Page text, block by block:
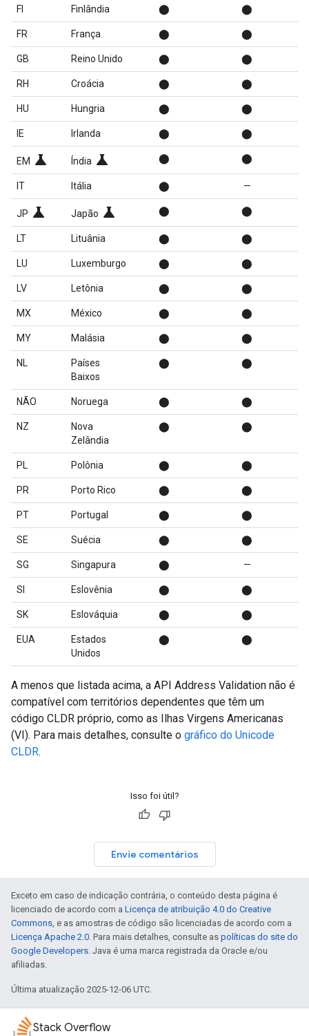
FI Finlândia ⬤ ⬤
FR França ⬤ ⬤
GB Reino Unido ⬤ ⬤
RH Croácia ⬤ ⬤
HU Hungria ⬤ ⬤
IE Irlanda ⬤ ⬤
EM science Índia science ⬤ ⬤
IT Itália ⬤ —
JP science Japão science ⬤ ⬤
LT Lituânia ⬤ ⬤
LU Luxemburgo ⬤ ⬤
LV Letônia ⬤ ⬤
MX México ⬤ ⬤
MY Malásia ⬤ ⬤
NL
Países
Baixos
⬤ ⬤
NÃO Noruega ⬤ ⬤
NZ
Nova
Zelândia
⬤ ⬤
PL Polônia ⬤ ⬤
PR Porto Rico ⬤ ⬤
PT Portugal ⬤ ⬤
SE Suécia ⬤ ⬤
SG Singapura ⬤ —
SI Eslovênia ⬤ ⬤
SK Eslováquia ⬤ ⬤
EUA
Estados
Unidos
⬤ ⬤
A menos que listada acima, a API Address Validation não é
compatível com territórios dependentes que têm um
código CLDR próprio, como as Ilhas Virgens Americanas
(VI). Para mais detalhes, consulte o gráfico do Unicode
CLDR.
Isso foi útil?
Envie comentários
Exceto em caso de indicação contrária, o conteúdo desta página é
licenciado de acordo com a Licença de atribuição 4.0 do Creative
Commons, e as amostras de código são licenciadas de acordo com a
Licença Apache 2.0. Para mais detalhes, consulte as políticas do site do
Google Developers. Java é uma marca registrada da Oracle e/ou
afiliadas.
Última atualização 2025-12-06 UTC.
Stack Overflow